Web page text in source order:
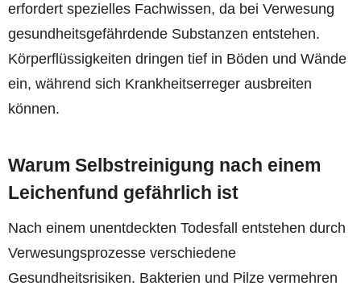
erfordert spezielles Fachwissen, da bei Verwesung
gesundheitsgefährdende Substanzen entstehen.
Körperflüssigkeiten dringen tief in Böden und Wände
ein, während sich Krankheitserreger ausbreiten
können.
Warum Selbstreinigung nach einem
Leichenfund gefährlich ist
Nach einem unentdeckten Todesfall entstehen durch
Verwesungsprozesse verschiedene
Gesundheitsrisiken. Bakterien und Pilze vermehren